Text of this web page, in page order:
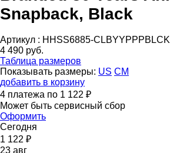
Snapback, Black
Артикул : HHSS6885-CLBYYPPPBLCK
4 490 руб.
Таблица размеров
Показывать размеры: US CM
добавить в корзину
4 платежа по 1 122 ₽
Может быть сервисный сбор
Оформить
Сегодня
1 122 ₽
23 авг